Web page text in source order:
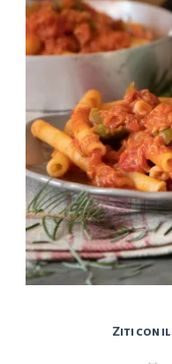
Ziti con il